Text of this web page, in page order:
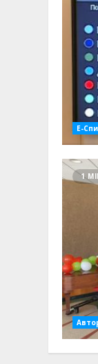
Е-
1